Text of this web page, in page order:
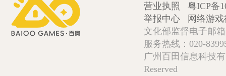
营业执照
粤ICP备
举报中心
网络游
文化部监督电子邮
服务热线：020-
广州百田信息科技
Reserved